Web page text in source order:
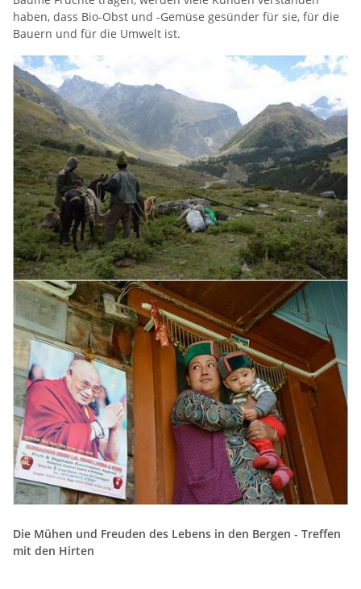
haben, dass Bio-Obst und -Gemüse gesünder für sie, für die
Bauern und für die Umwelt ist.
Die Mühen und Freuden des Lebens in den Bergen - Treffen
mit den Hirten